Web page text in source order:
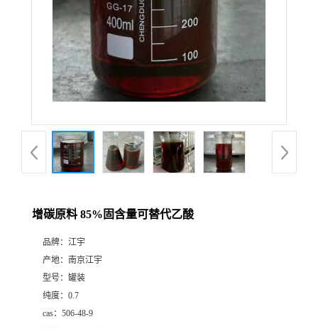
增碳原料 85%固含量可替代乙酸
品牌： 江宇
产地： 南京江宇
型号： 罐装
纯度： 0.7
cas： 506-48-9